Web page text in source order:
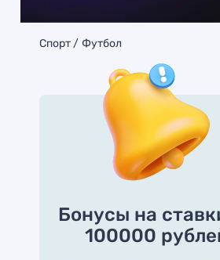
Спорт Футбол
Бонусы на
100000